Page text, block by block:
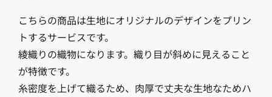
こちらの商品は生地にオリジナルのデザインをプリン
トするサービスです。
綾織りの織物になります。織り目が斜めに見えること
が特徴です。
糸密度を上げて織るため、肉厚で丈夫な生地なためハ